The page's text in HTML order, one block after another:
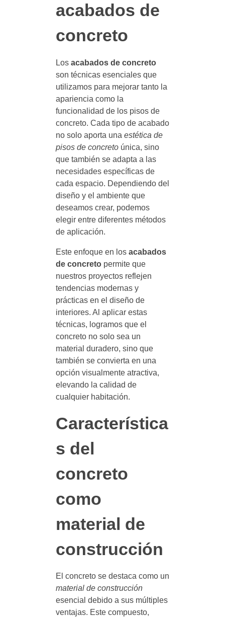
acabados de
concreto
Los acabados de concreto
son técnicas esenciales que
utilizamos para mejorar tanto la
apariencia como la
funcionalidad de los pisos de
concreto. Cada tipo de acabado
no solo aporta una estética de
pisos de concretoúnica, sino
que también se adapta a las
necesidades específicas de
cada espacio. Dependiendo del
diseño y el ambiente que
deseamos crear, podemos
elegir entre diferentes métodos
de aplicación.
Este enfoque en los acabados
de concretopermite que
nuestros proyectos reflejen
tendencias modernas y
prácticas en el diseño de
interiores. Al aplicar estas
técnicas, logramos que el
concreto no solo sea un
material duradero, sino que
también se convierta en una
opción visualmente atractiva,
elevando la calidad de
cualquier habitación.
Característica
s del
concreto
como
material de
construcción
El concreto se destaca como un
material de construcción
esencial debido a sus múltiples
ventajas. Este compuesto,